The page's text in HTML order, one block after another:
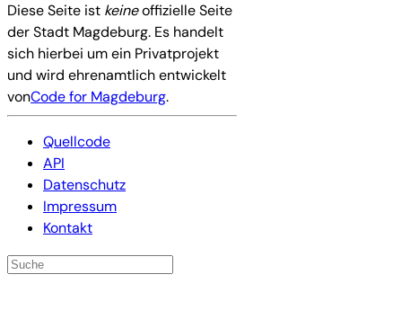
Diese Seite ist keineoffizielle Seite
der Stadt Magdeburg. Es handelt
sich hierbei um ein Privatprojekt
und wird ehrenamtlich entwickelt
vonCode for Magdeburg.
Quellcode
API
Datenschutz
Impressum
Kontakt